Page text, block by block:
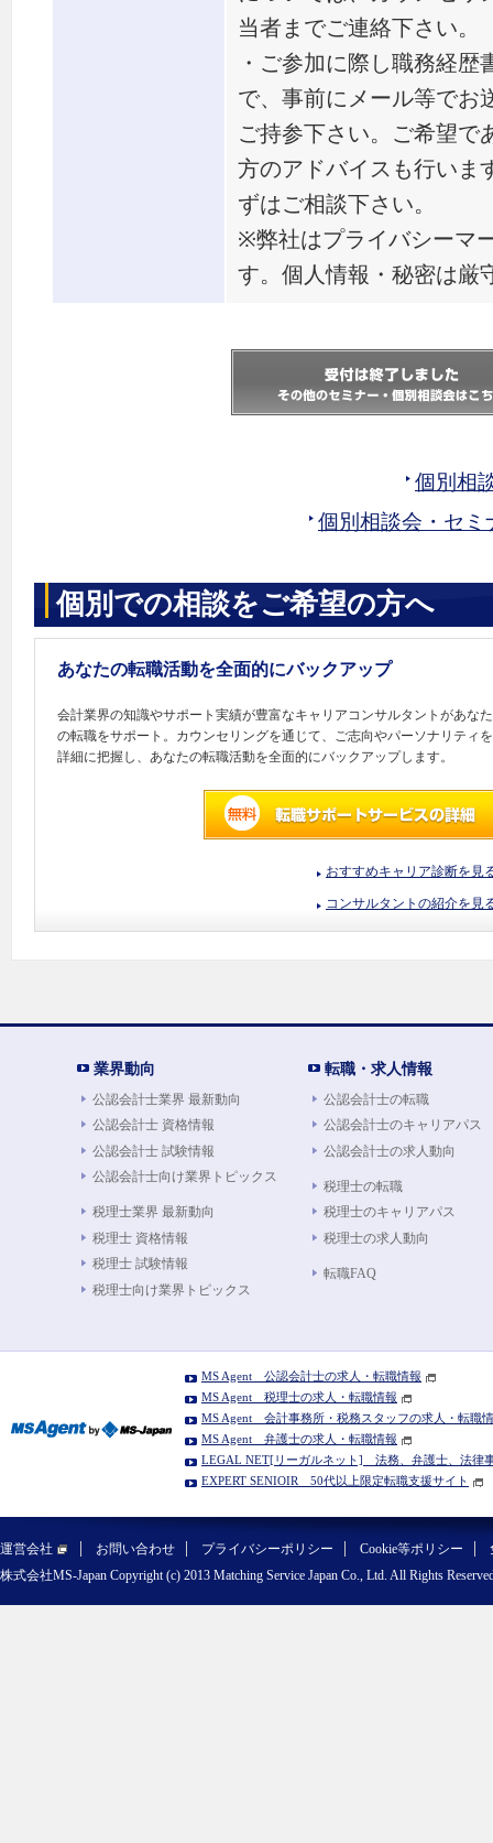
当者までご連絡下さい。
・ご参加に際し職務経
で、事前にメール等でお
ご持参下さい。ご希望で
方のアドバイスも行いま
ずはご相談下さい。
※弊社はプライバシーマ
す。個人情報・秘密は厳
個別相
個別相談会・セミ
個別での相談をご希望の方へ
あなたの転職活動を全面的にバックアップ
会計業界の知識やサポート実績が豊富なキャリアコンサルタントがあなた
の転職をサポート。カウンセリングを通じて、ご志向やパーソナリティを
詳細に把握し、あなたの転職活動を全面的にバックアップします。
おすすめキャリア診断を見
コンサルタントの紹介を見
業界動向
公認会計士業界 最新動向
公認会計士 資格情報
公認会計士 試験情報
公認会計士向け業界トピックス
税理士業界 最新動向
税理士 資格情報
税理士 試験情報
税理士向け業界トピックス
転職・求人情報
公認会計士の転職
公認会計士のキャリアパス
公認会計士の求人動向
税理士の転職
税理士のキャリアパス
税理士の求人動向
転職FAQ
MS Agent 公認会計士の求人・転職情報
MS Agent 税理士の求人・転職情報
MS Agent 会計事務所・税務スタッフの求人・転職
MS Agent 弁護士の求人・転職情報
LEGAL NET[リーガルネット] 法務、弁護士、法律
EXPERT SENIOIR 50代以上限定転職支援サイト
運営会社 お問い合わせ プライバシーポリシー Cookie等ポリシー
株式会社MS-Japan Copyright (c) 2013 Matching Service Japan Co., Ltd. All Rights